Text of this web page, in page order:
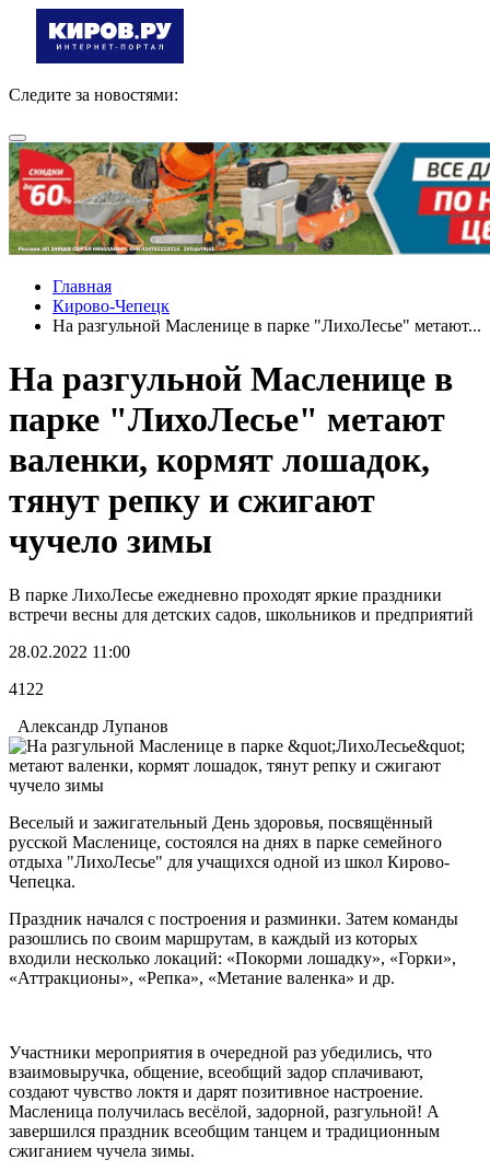
Следите за новостями:
Главная
Кирово-Чепецк
На разгульной Масленице в парке "ЛихоЛесье" метают...
На разгульной Масленице в
парке "ЛихоЛесье" метают
валенки, кормят лошадок,
тянут репку и сжигают
чучело зимы
В парке ЛихоЛесье ежедневно проходят яркие праздники
встречи весны для детских садов, школьников и предприятий
28.02.2022 11:00
4122
Александр Лупанов
Веселый и зажигательный День здоровья, посвящённый
русской Масленице, состоялся на днях в парке семейного
отдыха "ЛихоЛесье" для учащихся одной из школ Кирово-
Чепецка.
Праздник начался с построения и разминки. Затем команды
разошлись по своим маршрутам, в каждый из которых
входили несколько локаций: «Покорми лошадку», «Горки»,
«Аттракционы», «Репка», «Метание валенка» и др.
Участники мероприятия в очередной раз убедились, что
взаимовыручка, общение, всеобщий задор сплачивают,
создают чувство локтя и дарят позитивное настроение.
Масленица получилась весёлой, задорной, разгульной! А
завершился праздник всеобщим танцем и традиционным
сжиганием чучела зимы.